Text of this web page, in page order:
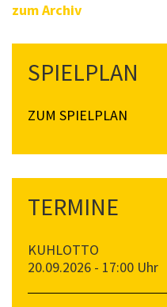
zum Archiv
SPIELPLAN
ZUM SPIELPLAN
TERMINE
KUHLOTTO
20.09.2026 - 17:00 Uhr